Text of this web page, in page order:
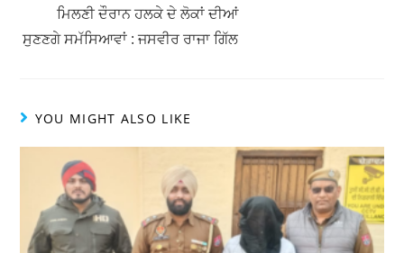
ਮਿਲਣੀ ਦੌਰਾਨ ਹਲਕੇ ਦੇ ਲੋਕਾਂ ਦੀਆਂ
ਸੁਣਣਗੇ ਸਮੱਸਿਆਵਾਂ : ਜਸਵੀਰ ਰਾਜਾ ਗਿੱਲ
YOU MIGHT ALSO LIKE